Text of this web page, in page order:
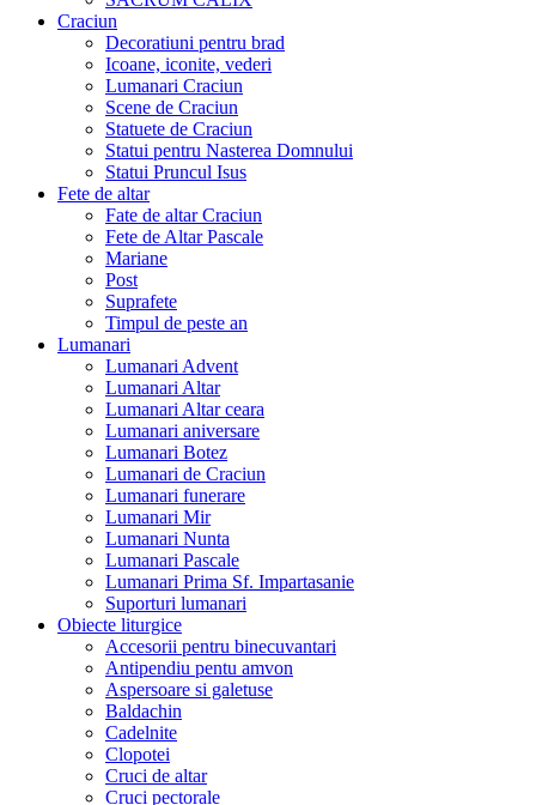
Craciun
Decoratiuni pentru brad
Icoane, iconite, vederi
Lumanari Craciun
Scene de Craciun
Statuete de Craciun
Statui pentru Nasterea Domnului
Statui Pruncul Isus
Fete de altar
Fate de altar Craciun
Fete de Altar Pascale
Mariane
Post
Suprafete
Timpul de peste an
Lumanari
Lumanari Advent
Lumanari Altar
Lumanari Altar ceara
Lumanari aniversare
Lumanari Botez
Lumanari de Craciun
Lumanari funerare
Lumanari Mir
Lumanari Nunta
Lumanari Pascale
Lumanari Prima Sf. Impartasanie
Suporturi lumanari
Obiecte liturgice
Accesorii pentru binecuvantari
Antipendiu pentu amvon
Aspersoare si galetuse
Baldachin
Cadelnite
Clopotei
Cruci de altar
Cruci pectorale